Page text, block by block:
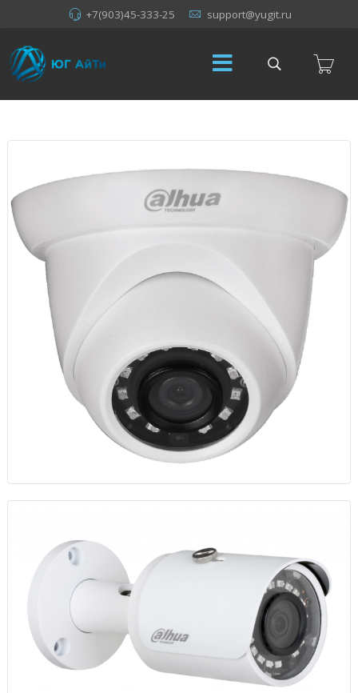
+7(903)45-333-25 support@yugit.ru